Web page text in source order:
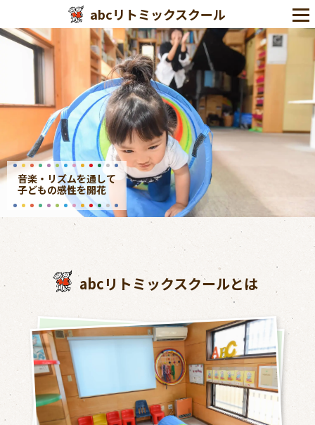
abcリトミックスクール
音楽・リズムを通して
子どもの感性を開花
abcリトミックスクールとは